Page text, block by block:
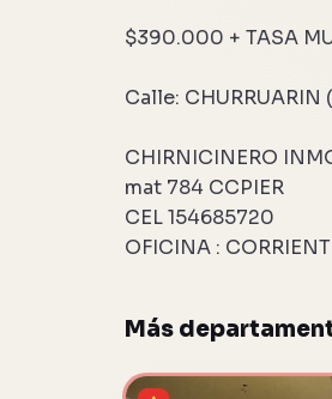
$390.000 + TASA
Calle: CHURRUARIN
CHIRNICINERO
mat 784 CCPIER
CEL 154685720
OFICINA :
Más